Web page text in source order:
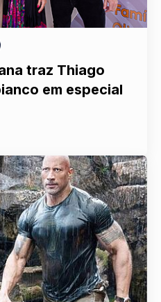
traz Thiago
em especial